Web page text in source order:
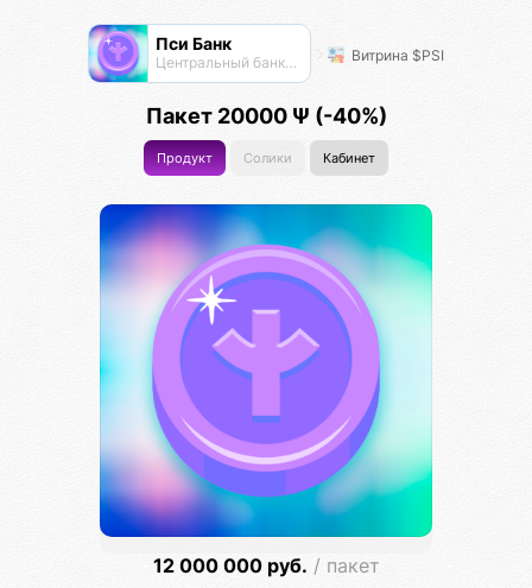
Пси Банк
Центральный банк экосистемы Витрина $PSI
Пакет 20000 Ψ (-40%)
Продукт Солики Кабинет
12 000 000 руб. / пакет